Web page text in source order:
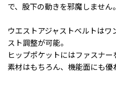
で、股下の動きを邪魔しません。
ウエストアジャストベルトは
スト調整が可能。
ヒップポケットにはファスナー
素材はもちろん、機能面にも優